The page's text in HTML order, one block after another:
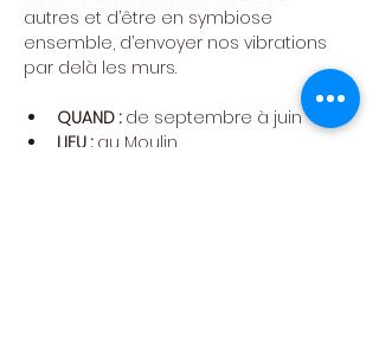
autres et d’être en symbiose
ensemble, d’envoyer nos vibrations
par delà les murs.
QUAND : de septembre à juin
LIEU : au Moulin